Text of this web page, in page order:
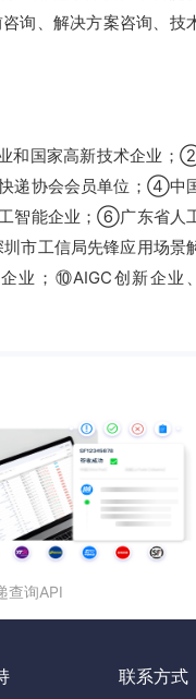
询、解决方案咨询、技
和国家高新技术企业
递协会会员单位；④中
智能企业；⑥广东省人
市工信局先锋应用场景
业；⑩AIGC创新企业
查询API
联系方式